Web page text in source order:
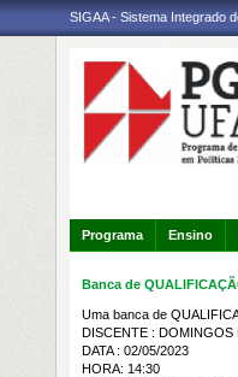
SIGAA - Sistema Integrado
Programa Ensino
Banca de
Uma banca de
DISCENTE :
DATA : 02/05/2023
HORA: 14:30